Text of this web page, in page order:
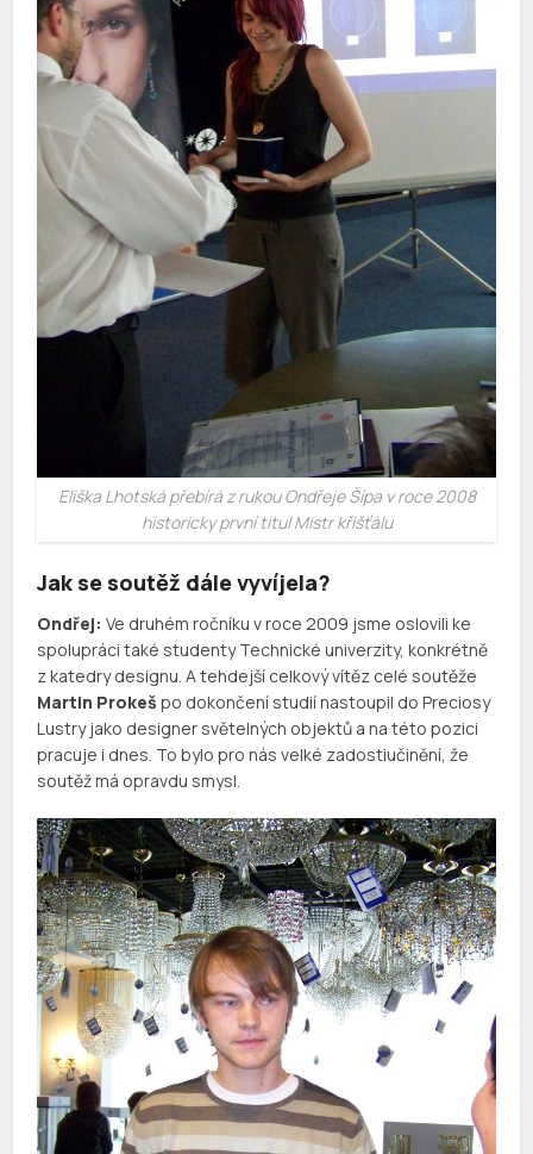
Eliška Lhotská přebírá z rukou Ondřeje Šípa v roce 2008
historicky první titul Mistr křišťálu
Jak se soutěž dále vyvíjela?
Ondřej: Ve druhém ročníku v roce 2009 jsme oslovili ke
spolupráci také studenty Technické univerzity, konkrétně
z katedry designu. A tehdejší celkový vítěz celé soutěže
Martin Prokeš po dokončení studií nastoupil do Preciosy
Lustry jako designer světelných objektů a na této pozici
pracuje i dnes. To bylo pro nás velké zadostiučinění, že
soutěž má opravdu smysl.